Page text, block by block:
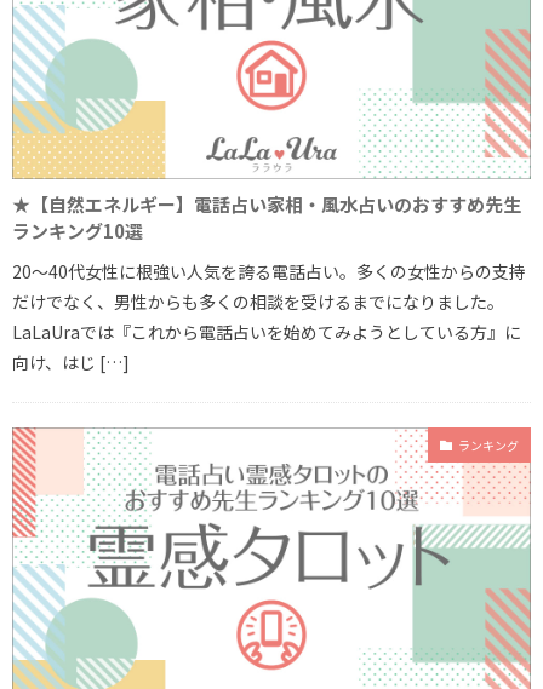
★【自然エネルギー】電話占い家相・風水占いのおすすめ先生
ランキング10選
20～40代女性に根強い人気を誇る電話占い。多くの女性からの支持
だけでなく、男性からも多くの相談を受けるまでになりました。
LaLaUraでは『これから電話占いを始めてみようとしている方』に
向け、はじ […]
ランキング